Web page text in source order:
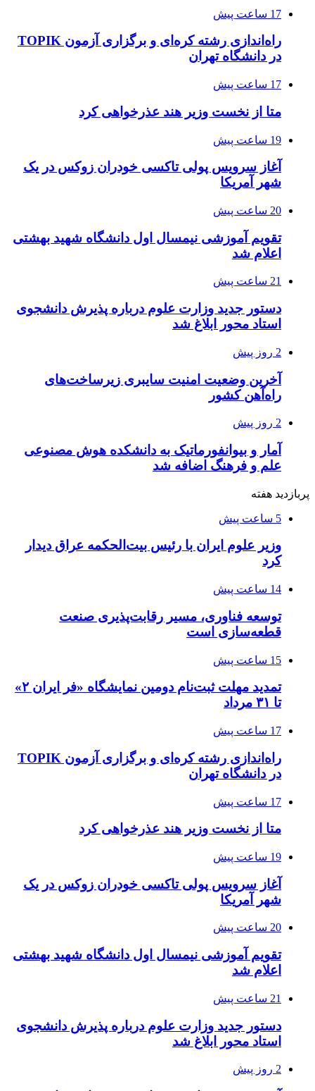
17 ساعت پیش
راه‌اندازی رشته کره‌ای و برگزاری آزمون TOPIK
در دانشگاه تهران
17 ساعت پیش
متا از نخست وزیر هند عذرخواهی کرد
19 ساعت پیش
آغاز سرویس پولی تاکسی خودران زوکس در یک
شهر آمریکا
20 ساعت پیش
تقویم آموزشی نیمسال اول دانشگاه شهید بهشتی
اعلام شد
21 ساعت پیش
دستور جدید وزارت علوم درباره پذیرش دانشجوی
استاد محور ابلاغ شد
2 روز پیش
آخرین وضعیت امنیت سایبری زیرساخت‌های
راه‌آهن کشور
2 روز پیش
آمار و بیوانفورماتیک به دانشکده هوش مصنوعی
علم و فرهنگ اضافه شد
پربازدید هفته
5 ساعت پیش
وزیر علوم ایران با رئیس بیت‌الحکمه عراق دیدار
کرد
14 ساعت پیش
توسعه فناوری، مسیر رقابت‌پذیری صنعت
قطعه‌سازی است
15 ساعت پیش
تمدید مهلت ثبت‌نام دومین نمایشگاه «فر ایران ۲»
تا ۳۱ مرداد
17 ساعت پیش
راه‌اندازی رشته کره‌ای و برگزاری آزمون TOPIK
در دانشگاه تهران
17 ساعت پیش
متا از نخست وزیر هند عذرخواهی کرد
19 ساعت پیش
آغاز سرویس پولی تاکسی خودران زوکس در یک
شهر آمریکا
20 ساعت پیش
تقویم آموزشی نیمسال اول دانشگاه شهید بهشتی
اعلام شد
21 ساعت پیش
دستور جدید وزارت علوم درباره پذیرش دانشجوی
استاد محور ابلاغ شد
2 روز پیش